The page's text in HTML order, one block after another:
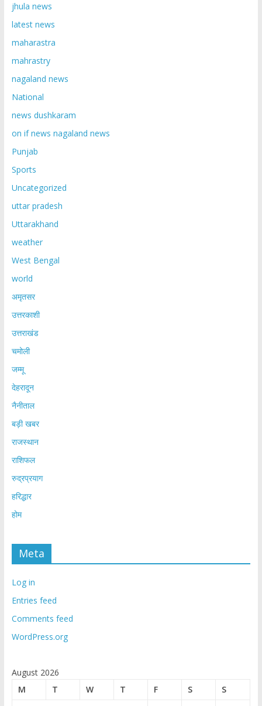
jhula news
latest news
maharastra
mahrastry
nagaland news
National
news dushkaram
on if news nagaland news
Punjab
Sports
Uncategorized
uttar pradesh
Uttarakhand
weather
West Bengal
world
अमृतसर
उत्तरकाशी
उत्तराखंड
चमोली
जम्मू
देहरादून
नैनीताल
बड़ी खबर
राजस्थान
राशिफल
रुद्रप्रयाग
हरिद्धार
होम
Meta
Log in
Entries feed
Comments feed
WordPress.org
August 2026
M
T W T F S
S